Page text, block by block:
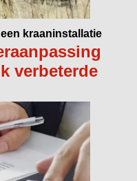
kraaninstallatie
verbeterde